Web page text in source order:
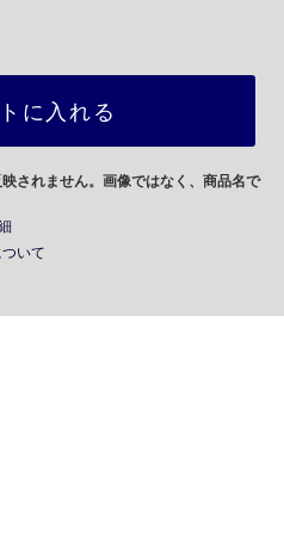
に入れる
されません。画像ではなく、商品名で
いて